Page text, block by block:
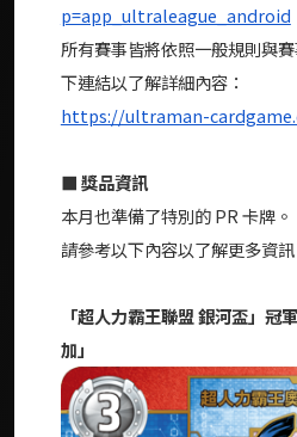
p=app_ultraleague_android
所有賽事皆將依照一般規則與
下連結以了解詳細內容：
https://ultraman-
■ 獎品資訊
本月也準備了特別的 PR 卡牌。
請參考以下內容以了解更多資訊
「超人力霸王聯盟 銀河盃」冠
加」